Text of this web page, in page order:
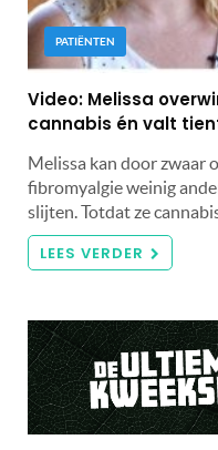
PATIËNTEN
Video: Melissa
cannabis én valt
Melissa kan door zwaar
fibromyalgie weinig
slijten. Totdat ze
LEES VERDER